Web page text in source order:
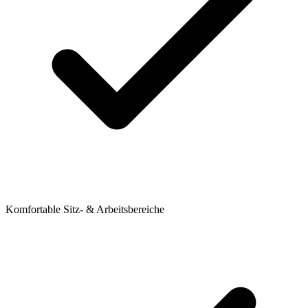
Komfortable Sitz- & Arbeitsbereiche